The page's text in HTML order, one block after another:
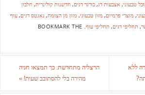
טבעוני, אצבעות דג, בורגר דגים, חדשנות קולינרית, חלבון
, מוצרי פרמיום, מזון טבעוני, מזון מן הצומח, נאגטס דגים, עוף
, תחליפי דגים, תחליפי עוף.
ללא
הרצליה מתחדשת: כך תמצאו חניה
מהירה בלי להסתובב שעות! »